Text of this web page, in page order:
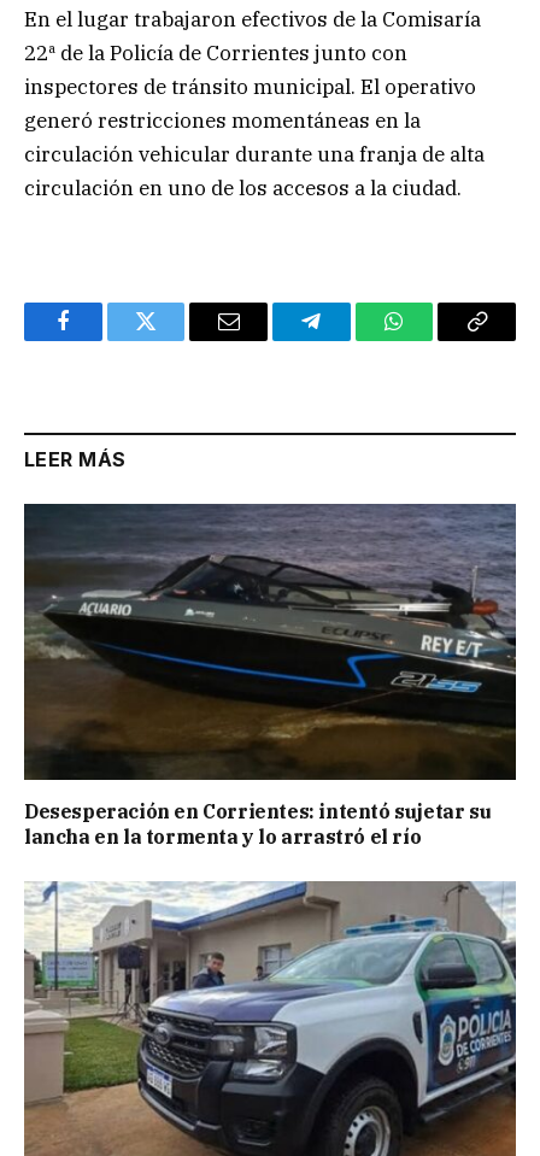
En el lugar trabajaron efectivos de la Comisaría
22ª de la Policía de Corrientes junto con
inspectores de tránsito municipal. El operativo
generó restricciones momentáneas en la
circulación vehicular durante una franja de alta
circulación en uno de los accesos a la ciudad.
FacebookTwitter Email TelegramWhatsAppCopy
LEER MÁS
Desesperación en Corrientes: intentó sujetar su
lancha en la tormenta y lo arrastró el río